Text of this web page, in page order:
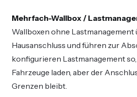
Mehrfach-Wallbox /
Wallboxen ohne Lastmanagement
Hausanschluss und führen zur
konfigurieren Lastmanagement so,
Fahrzeuge laden, aber der
Grenzen bleibt.